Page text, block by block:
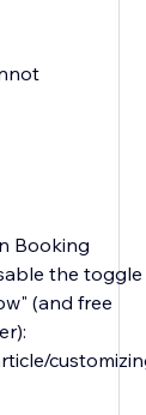
Booking
the toggle
(and free